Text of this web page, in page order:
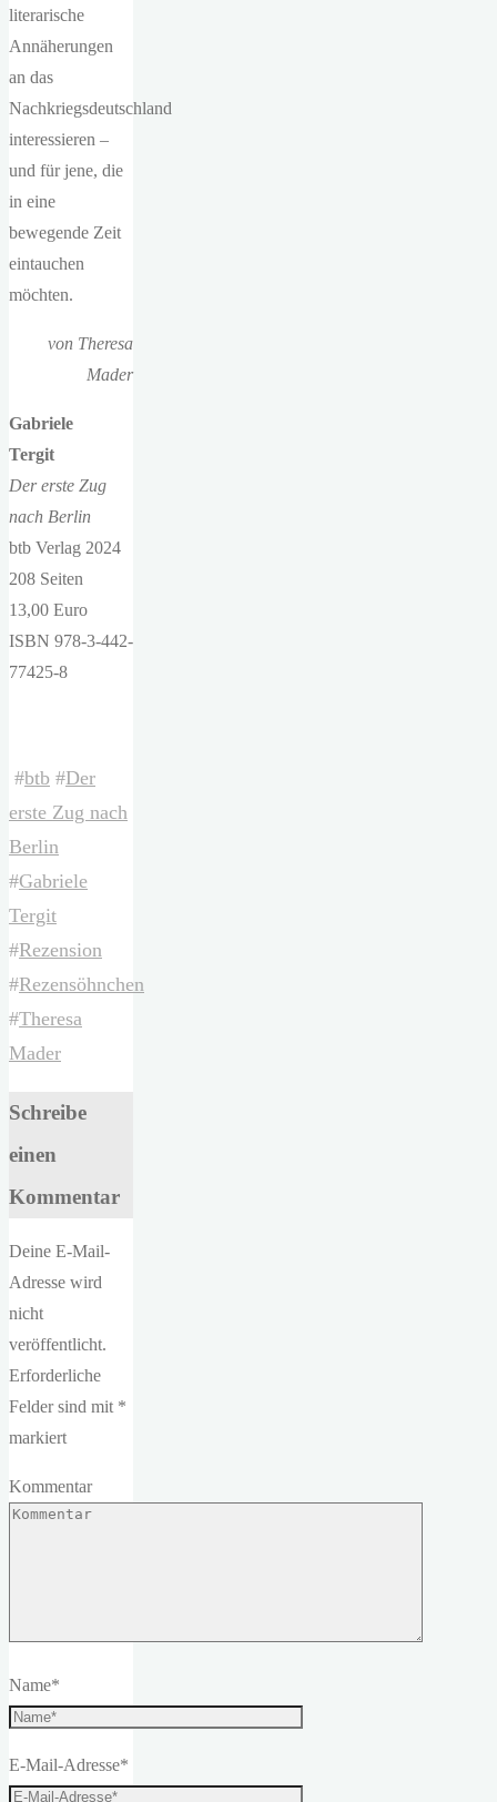
literarische
Annäherungen
an das
Nachkriegsdeutschland
interessieren –
und für jene, die
in eine
bewegende Zeit
eintauchen
möchten.
von Theresa
Mader
Gabriele
Tergit
Der erste Zug
nach Berlin
btb Verlag 2024
208 Seiten
13,00 Euro
ISBN 978-3-442-
77425-8
#btb #Der
erste Zug nach
Berlin
#Gabriele
Tergit
#Rezension
#Rezensöhnchen
#Theresa
Mader
Schreibe
einen
Kommentar
Deine E-Mail-
Adresse wird
nicht
veröffentlicht.
Erforderliche
Felder sind mit *
markiert
Kommentar
Name*
E-Mail-Adresse*